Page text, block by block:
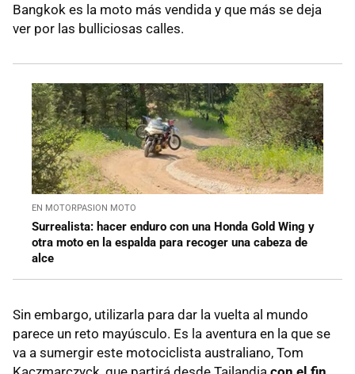
Bangkok es la moto más vendida y que más se deja
ver por las bulliciosas calles.
EN MOTORPASION MOTO
Surrealista: hacer enduro con una Honda Gold Wing y
otra moto en la espalda para recoger una cabeza de
alce
Sin embargo, utilizarla para dar la vuelta al mundo
parece un reto mayúsculo. Es la aventura en la que se
va a sumergir este motociclista australiano, Tom